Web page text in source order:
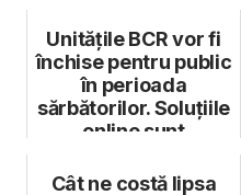
Unitățile BCR vor fi
închise pentru public
în perioada
sărbătorilor. Soluțiile
online sunt
Cât ne costă lipsa